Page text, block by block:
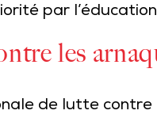
par
les
de lutte